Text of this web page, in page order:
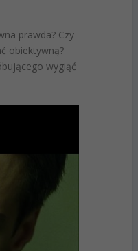
prawda? Czy
obiektywną?
wygiąć